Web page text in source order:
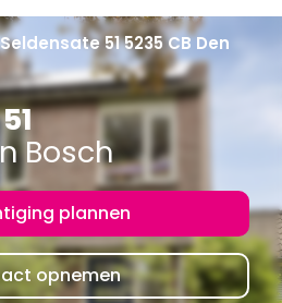
Seldensate 51 5235 CB Den
Bosch
plannen
opnemen